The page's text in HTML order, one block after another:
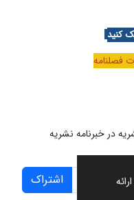
کنید
فصلنامه
در خبرنامه نشریه
اشتراک